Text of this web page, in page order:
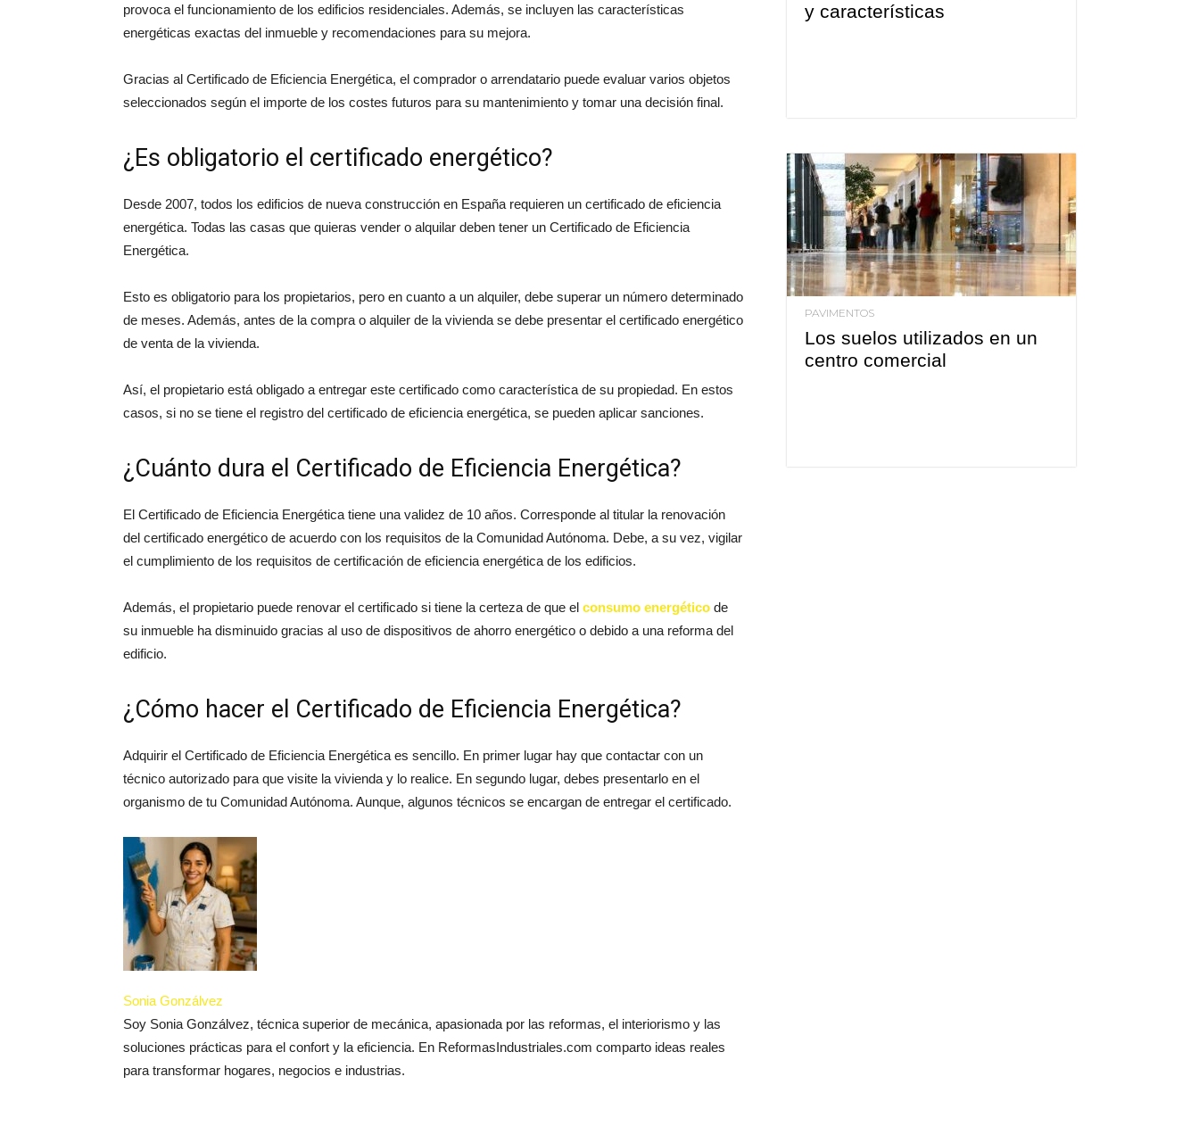
provoca el funcionamiento de los edificios residenciales. Además, se incluyen las características
energéticas exactas del inmueble y recomendaciones para su mejora.
Gracias al Certificado de Eficiencia Energética, el comprador o arrendatario puede evaluar varios objetos
seleccionados según el importe de los costes futuros para su mantenimiento y tomar una decisión final.
¿Es obligatorio el certificado energético?
Desde 2007, todos los edificios de nueva construcción en España requieren un certificado de eficiencia
energética. Todas las casas que quieras vender o alquilar deben tener un Certificado de Eficiencia
Energética.
Esto es obligatorio para los propietarios, pero en cuanto a un alquiler, debe superar un número determinado
de meses. Además, antes de la compra o alquiler de la vivienda se debe presentar el certificado energético
de venta de la vivienda.
Así, el propietario está obligado a entregar este certificado como característica de su propiedad. En estos
casos, si no se tiene el registro del certificado de eficiencia energética, se pueden aplicar sanciones.
¿Cuánto dura el Certificado de Eficiencia Energética?
El Certificado de Eficiencia Energética tiene una validez de 10 años. Corresponde al titular la renovación
del certificado energético de acuerdo con los requisitos de la Comunidad Autónoma. Debe, a su vez, vigilar
el cumplimiento de los requisitos de certificación de eficiencia energética de los edificios.
Además, el propietario puede renovar el certificado si tiene la certeza de que el consumo energético de
su inmueble ha disminuido gracias al uso de dispositivos de ahorro energético o debido a una reforma del
edificio.
¿Cómo hacer el Certificado de Eficiencia Energética?
Adquirir el Certificado de Eficiencia Energética es sencillo. En primer lugar hay que contactar con un
técnico autorizado para que visite la vivienda y lo realice. En segundo lugar, debes presentarlo en el
organismo de tu Comunidad Autónoma. Aunque, algunos técnicos se encargan de entregar el certificado.
Sonia Gonzálvez
Soy Sonia Gonzálvez, técnica superior de mecánica, apasionada por las reformas, el interiorismo y las
soluciones prácticas para el confort y la eficiencia. En ReformasIndustriales.com comparto ideas reales
para transformar hogares, negocios e industrias.
y características
PAVIMENTOS
Los suelos utilizados en un
centro comercial